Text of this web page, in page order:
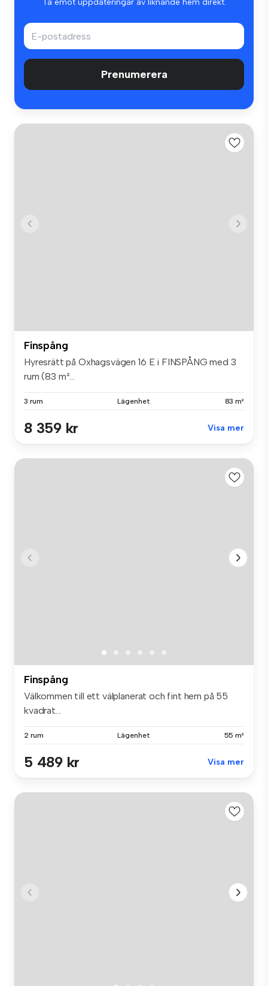
Ta emot uppdateringar av liknande hem direkt.
Prenumerera
Finspång
Hyresrätt på Oxhagsvägen 16 E i FINSPÅNG med 3
rum (83 m²...
3 rum Lägenhet 83 m²
8 359 kr Visa mer
Finspång
Välkommen till ett välplanerat och fint hem på 55
kvadrat...
2 rum Lägenhet 55 m²
5 489 kr Visa mer